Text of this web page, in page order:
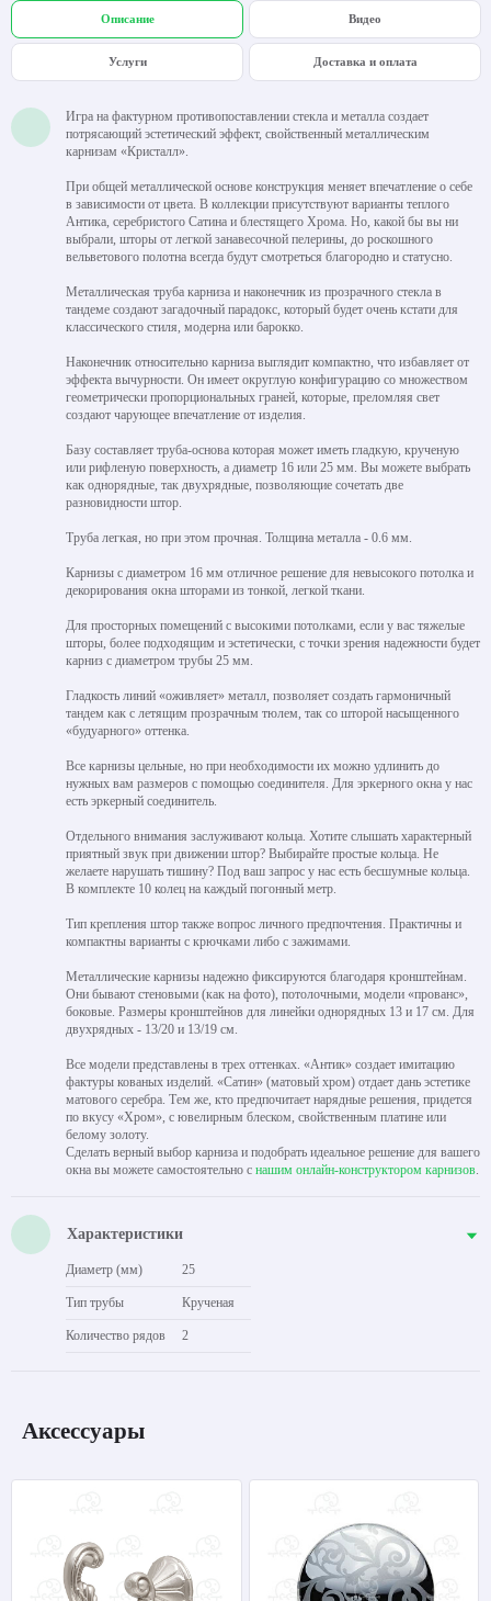
Описание Видео
Услуги Доставка и оплата
Игра на фактурном противопоставлении стекла и металла создает
потрясающий эстетический эффект, свойственный металлическим
карнизам «Кристалл».
При общей металлической основе конструкция меняет впечатление о себе
в зависимости от цвета. В коллекции присутствуют варианты теплого
Антика, серебристого Сатина и блестящего Хрома. Но, какой бы вы ни
выбрали, шторы от легкой занавесочной пелерины, до роскошного
вельветового полотна всегда будут смотреться благородно и статусно.
Металлическая труба карниза и наконечник из прозрачного стекла в
тандеме создают загадочный парадокс, который будет очень кстати для
классического стиля, модерна или барокко.
Наконечник относительно карниза выглядит компактно, что избавляет от
эффекта вычурности. Он имеет округлую конфигурацию со множеством
геометрически пропорциональных граней, которые, преломляя свет
создают чарующее впечатление от изделия.
Базу составляет труба-основа которая может иметь гладкую, крученую
или рифленую поверхность, а диаметр 16 или 25 мм. Вы можете выбрать
как однорядные, так двухрядные, позволяющие сочетать две
разновидности штор.
Труба легкая, но при этом прочная. Толщина металла - 0.6 мм.
Карнизы с диаметром 16 мм отличное решение для невысокого потолка и
декорирования окна шторами из тонкой, легкой ткани.
Для просторных помещений с высокими потолками, если у вас тяжелые
шторы, более подходящим и эстетически, с точки зрения надежности будет
карниз с диаметром трубы 25 мм.
Гладкость линий «оживляет» металл, позволяет создать гармоничный
тандем как с летящим прозрачным тюлем, так со шторой насыщенного
«будуарного» оттенка.
Все карнизы цельные, но при необходимости их можно удлинить до
нужных вам размеров с помощью соединителя. Для эркерного окна у нас
есть эркерный соединитель.
Отдельного внимания заслуживают кольца. Хотите слышать характерный
приятный звук при движении штор? Выбирайте простые кольца. Не
желаете нарушать тишину? Под ваш запрос у нас есть бесшумные кольца.
В комплекте 10 колец на каждый погонный метр.
Тип крепления штор также вопрос личного предпочтения. Практичны и
компактны варианты с крючками либо с зажимами.
Металлические карнизы надежно фиксируются благодаря кронштейнам.
Они бывают стеновыми (как на фото), потолочными, модели «прованс»,
боковые. Размеры кронштейнов для линейки однорядных 13 и 17 см. Для
двухрядных - 13/20 и 13/19 см.
Все модели представлены в трех оттенках. «Антик» создает имитацию
фактуры кованых изделий. «Сатин» (матовый хром) отдает дань эстетике
матового серебра. Тем же, кто предпочитает нарядные решения, придется
по вкусу «Хром», с ювелирным блеском, свойственным платине или
белому золоту.
Сделать верный выбор карниза и подобрать идеальное решение для вашего
окна вы можете самостоятельно с нашим онлайн-конструктором карнизов.
Характеристики
Диаметр (мм) 25
Тип трубы Крученая
Количество рядов 2
Аксессуары